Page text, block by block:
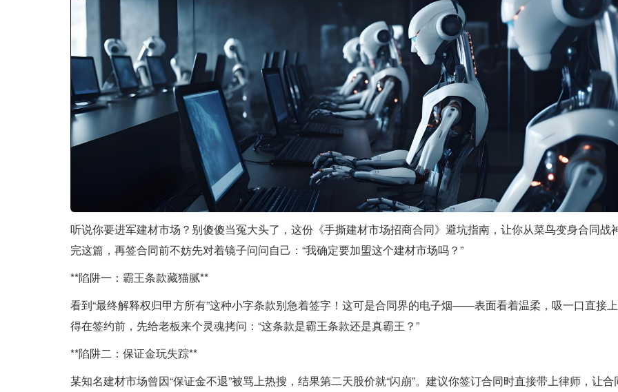
听说你要进军建材市场？别傻傻当冤大头了，这份《手撕建材市场招商合同》避坑指南，让你从菜鸟变身合同战
完这篇，再签合同前不妨先对着镜子问问自己：“我确定要加盟这个建材市场吗？”
**陷阱一：霸王条款藏猫腻**
看到“最终解释权归甲方所有”这种小字条款别急着签字！这可是合同界的电子烟——表面看着温柔，吸一口直接
得在签约前，先给老板来个灵魂拷问：“这条款是霸王条款还是真霸王？”
**陷阱二：保证金玩失踪**
某知名建材市场曾因“保证金不退”被骂上热搜，结果第二天股价就“闪崩”。建议你签订合同时直接带上律师，让合